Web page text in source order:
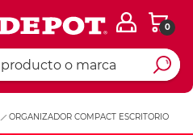
0
ORGANIZADOR COMPACT ESCRITORIO
Ingresar Codigo